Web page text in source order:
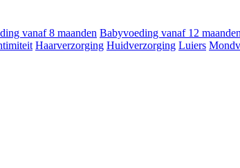
vanaf 8 maanden Babyvoeding vanaf 12 maanden
Haarverzorging Huidverzorging Luiers